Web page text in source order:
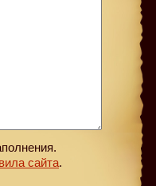
сайта.